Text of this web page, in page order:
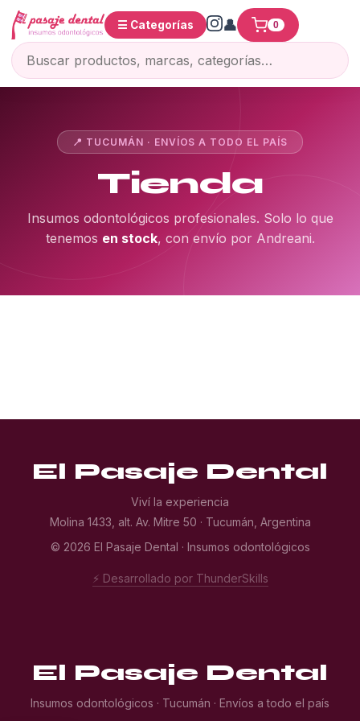
☰ Categorías 0
📍 TUCUMÁN · ENVÍOS A TODO EL PAÍS
Tienda
Insumos odontológicos profesionales. Solo lo que
tenemos en stock, con envío por Andreani.
El Pasaje Dental
Viví la experiencia
Molina 1433, alt. Av. Mitre 50 · Tucumán, Argentina
© 2026 El Pasaje Dental · Insumos odontológicos
⚡ Desarrollado por ThunderSkills
El Pasaje Dental
Insumos odontológicos · Tucumán · Envíos a todo el país